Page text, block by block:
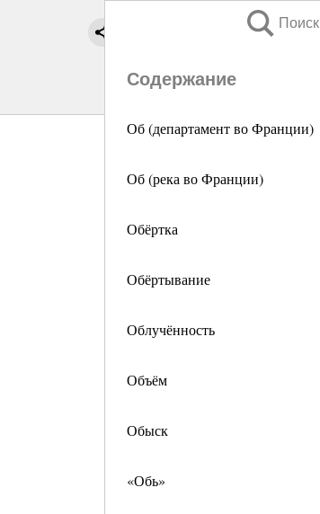
Поиск
Содержание
Об (департамент во Франции)
Об (река во Франции)
Обёртка
Обёртывание
Облучённость
Объём
Обыск
«Обь»